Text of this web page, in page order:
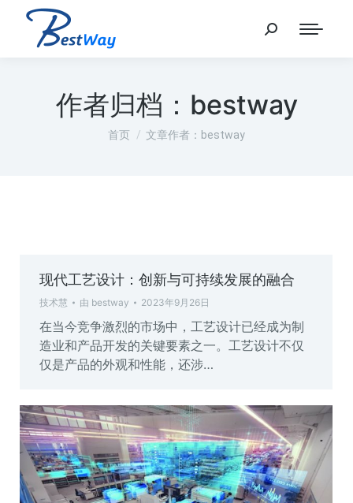
作者归档： bestway
您在这里：
首页 文章作者：bestway
现代工艺设计：创新与可持续发展的融合
技术慧 由 bestway 2023年9月26日
在当今竞争激烈的市场中，工艺设计已经成为制
造业和产品开发的关键要素之一。工艺设计不仅
仅是产品的外观和性能，还涉…